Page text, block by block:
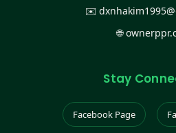
✉️
🌐
Stay
Facebook Page